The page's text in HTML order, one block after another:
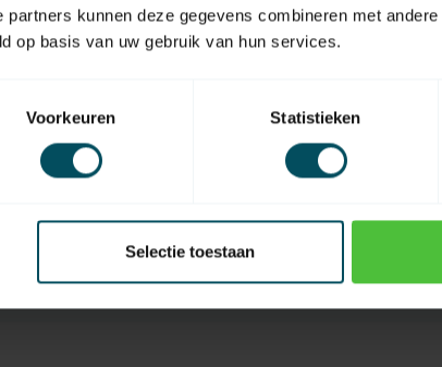
kunnen deze gegevens combineren met
op basis van uw gebruik van hun services.
Voorkeuren Statistieken
Selectie toestaan
Op